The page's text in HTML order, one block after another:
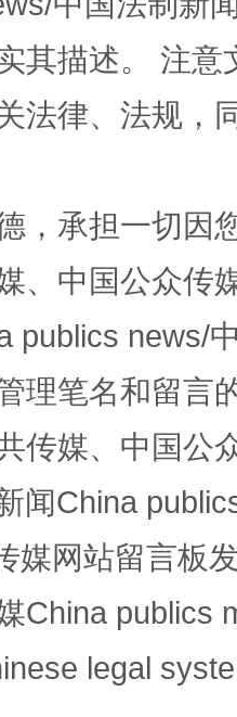
工作
其描述。 注
法律、法规，
，承担一切因
、中国公众传
publics news/
理笔名和留言
传媒、中国公
闻China
媒网站留言板
China publics
legal